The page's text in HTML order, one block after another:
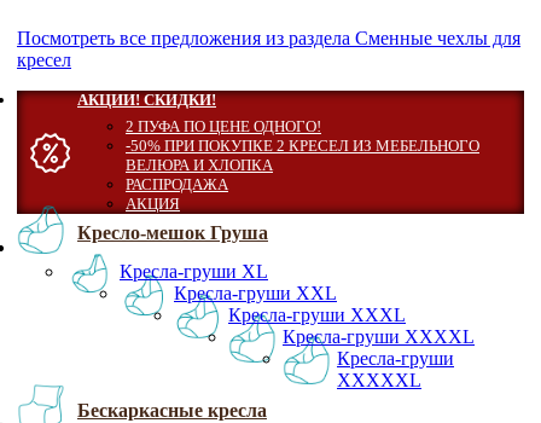
Посмотреть все предложения из раздела Сменные чехлы для
кресел
АКЦИИ! СКИДКИ!
2 ПУФА ПО ЦЕНЕ ОДНОГО!
-50% ПРИ ПОКУПКЕ 2 КРЕСЕЛ ИЗ МЕБЕЛЬНОГО
ВЕЛЮРА И ХЛОПКА
РАСПРОДАЖА
АКЦИЯ
Кресло-мешок Груша
Кресла-груши XL
Кресла-груши XXL
Кресла-груши XXXL
Кресла-груши XXXXL
Кресла-груши
XXXXXL
Бескаркасные кресла